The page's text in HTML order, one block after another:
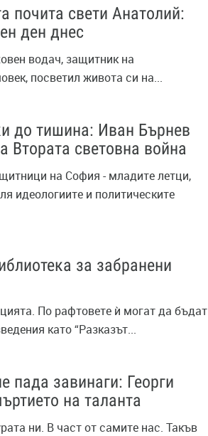
почита свети Анатолий:
ден днес
водач, защитник на
посветил живота си на...
до тишина: Иван Бърнев
Втората световна война
на София - младите летци,
идеологиите и политическите
за забранени
По рафтовете ѝ могат да бъдат
като “Разказът...
пада завинаги: Георги
на таланта
ни. В част от самите нас. Такъв